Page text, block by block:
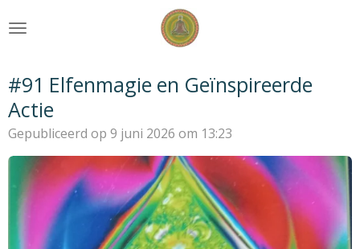
direct
hoofdinhoud
#91 Elfenmagie en Geïnspireerde
Actie
Gepubliceerd op 9 juni 2026 om 13:23